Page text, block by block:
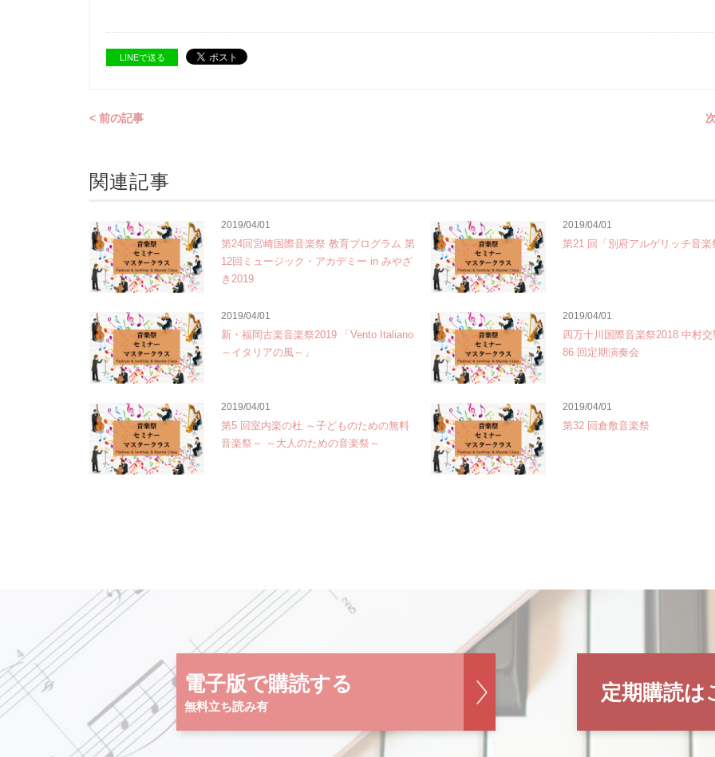
LINEで送る
< 前の記事
関連記事
2019/04/01
第24回宮崎国際音楽祭 教育プログラム 第
12回ミュージック・アカデミー in みやざ
き2019
2019/04/01
第21 回「別府アルゲリッチ音楽
2019/04/01
新・福岡古楽音楽祭2019 「Vento Italiano
～イタリアの風～」
2019/04/01
四万十川国際音楽祭2018 中村
86 回定期演奏会
2019/04/01
第5 回室内楽の杜 ～子どものための無料
音楽祭～ ～大人のための音楽祭～
2019/04/01
第32 回倉敷音楽祭
電子版で購読する
無料立ち読み有
定期購読は